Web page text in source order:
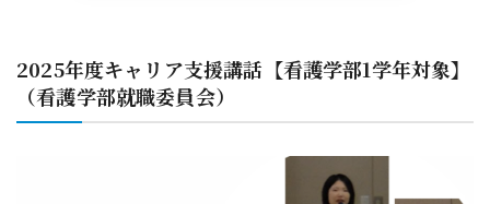
2025年度キャリア支援講話【看護学部1学年対象】
（看護学部就職委員会）